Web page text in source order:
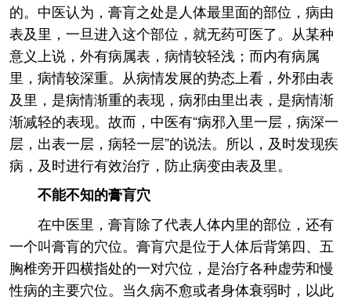
的。中医认为，膏肓之处是人体最里面的部位，病由
表及里，一旦进入这个部位，就无药可医了。从某种
意义上说，外有病属表，病情较轻浅；而内有病属
里，病情较深重。从病情发展的势态上看，外邪由表
及里，是病情渐重的表现，病邪由里出表，是病情渐
渐减轻的表现。故而，中医有“病邪入里一层，病深一
层，出表一层，病轻一层”的说法。所以，及时发现疾
病，及时进行有效治疗，防止病变由表及里。
不能不知的膏肓穴
在中医里，膏肓除了代表人体内里的部位，还有
一个叫膏肓的穴位。膏肓穴是位于人体后背第四、五
胸椎旁开四横指处的一对穴位，是治疗各种虚劳和慢
性病的主要穴位。当久病不愈或者身体衰弱时，以此